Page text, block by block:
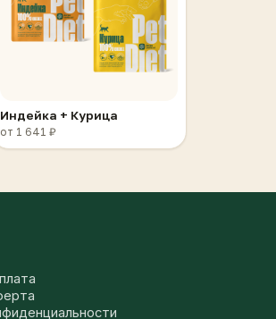
Индейка + Курица
от 1 641 ₽